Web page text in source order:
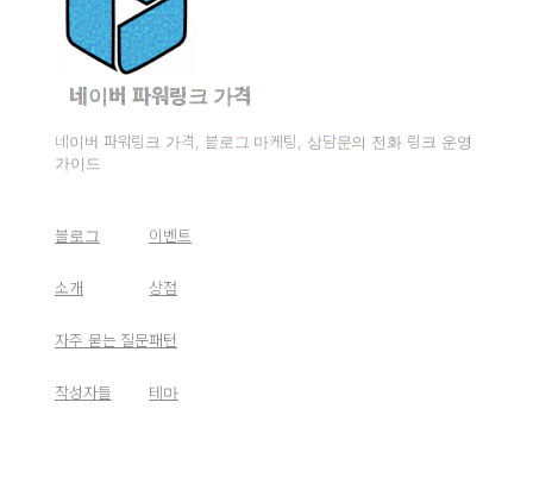
네이버 파워링크 가격
네이버 파워링크 가격, 블로그 마케팅, 상담문의 전화 링크 운영
가이드
블로그
소개
자주 묻는 질문
작성자들
이벤트
상점
패턴
테마